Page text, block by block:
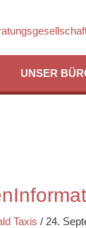
UNSER
Taxis / 24.